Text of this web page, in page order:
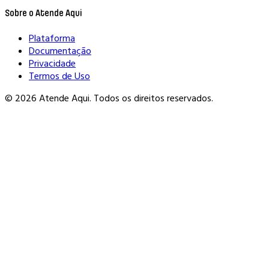
Sobre o Atende Aqui
Plataforma
Documentação
Privacidade
Termos de Uso
© 2026 Atende Aqui. Todos os direitos reservados.